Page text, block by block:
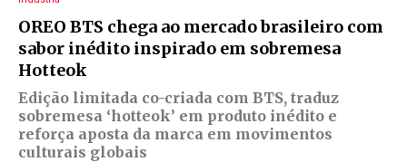
OREO BTS chega ao mercado brasileiro com
sabor inédito inspirado em sobremesa
Hotteok
Edição limitada co-criada com BTS, traduz
sobremesa ‘hotteok’ em produto inédito e
reforça aposta da marca em movimentos
culturais globais